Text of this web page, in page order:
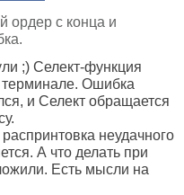
ордер с конца и
;) Селект-функция
терминале. Ошибка
и Селект обращается
неудачного
А что делать при
Есть мысли на